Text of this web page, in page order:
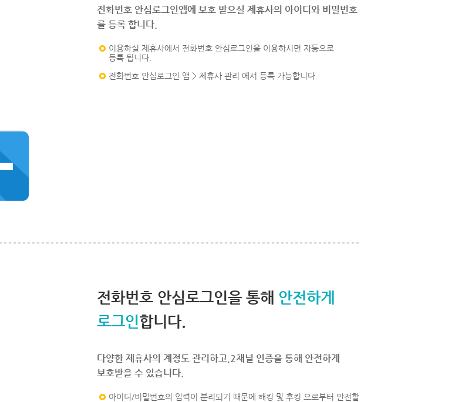
전화번호 안심로그인앱에 보호 받으실 제휴사의 아이디와 비밀번호
를 등록 합니다.
이용하실 제휴사에서 전화번호 안심로그인을 이용하시면 자동으로
등록 됩니다.
전화번호 안심로그인 앱 > 제휴사 관리 에서 등록 가능합니다.
전화번호 안심로그인을 통해 안전하게
로그인합니다.
다양한 제휴사의 계정도 관리하고,2채널 인증을 통해 안전하게
보호받을 수 있습니다.
아이디/비밀번호의 입력이 분리되기 때문에 해킹 및 후킹 으로부터 안전할